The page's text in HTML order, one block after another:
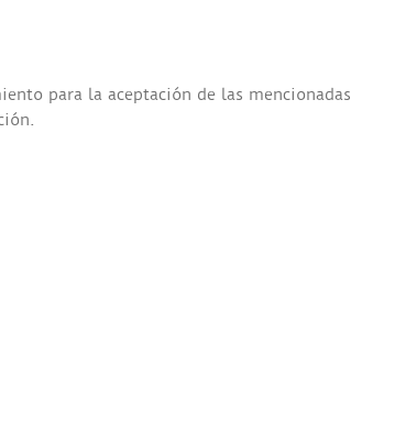
para la aceptación de las mencionadas